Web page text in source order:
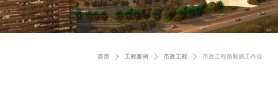
首页 ꄲ 工程案例 ꄲ 市政工程 ꄲ 市政工程路顺施工作业